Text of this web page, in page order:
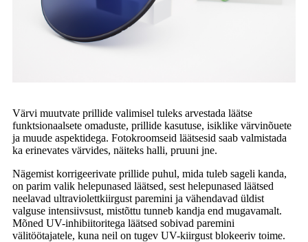
Värvi muutvate prillide valimisel tuleks arvestada läätse
funktsionaalsete omaduste, prillide kasutuse, isiklike värvinõuete
ja muude aspektidega. Fotokroomseid läätsesid saab valmistada
ka erinevates värvides, näiteks halli, pruuni jne.
Nägemist korrigeerivate prillide puhul, mida tuleb sageli kanda,
on parim valik helepunased läätsed, sest helepunased läätsed
neelavad ultraviolettkiirgust paremini ja vähendavad üldist
valguse intensiivsust, mistõttu tunneb kandja end mugavamalt.
Mõned UV-inhibiitoritega läätsed sobivad paremini
välitöötajatele, kuna neil on tugev UV-kiirgust blokeeriv toime.